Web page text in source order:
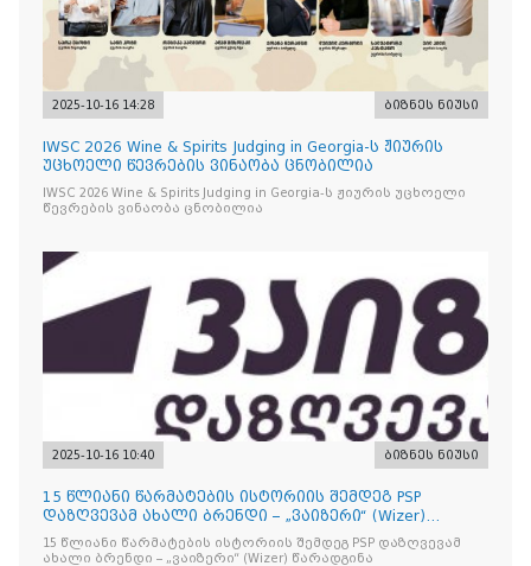
2025-10-16 14:28 ბიზნეს ნიუსი
IWSC 2026 Wine & Spirits Judging in Georgia-ს ჟიურის
უცხოელი წევრების ვინაობა ცნობილია
IWSC 2026 Wine & Spirits Judging in Georgia-ს ჟიურის უცხოელი
წევრების ვინაობა ცნობილია
2025-10-16 10:40 ბიზნეს ნიუსი
15 წლიანი წარმატების ისტორიის შემდეგ PSP
დაზღვევამ ახალი ბრენდი – „ვაიზერი“ (Wizer)
წარადგინა
15 წლიანი წარმატების ისტორიის შემდეგ PSP დაზღვევამ
ახალი ბრენდი – „ვაიზერი“ (Wizer) წარადგინა